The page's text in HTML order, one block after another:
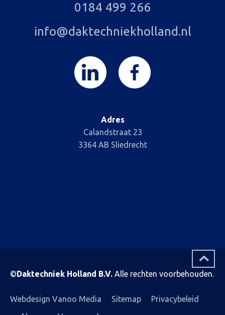
0184 499 266
info@daktechniekholland.nl
Adres
Calandstraat 23
3364 AB Sliedrecht
©Daktechniek Holland B.V. Alle rechten voorbehouden.
Webdesign Vanoo Media Sitemap
Privacybeleid